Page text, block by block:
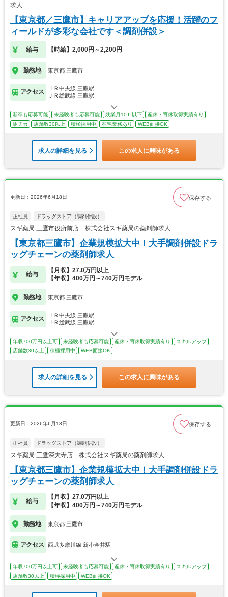
求人
【東京都／三鷹市】キャリアアップを応援！活躍のフ
ィールドが多彩な会社です＜調剤併設＞
給与 【時給】2,000円～2,200円
勤務地 東京都 三鷹市
アクセス
ＪＲ中央線 三鷹駅
ＪＲ総武線 三鷹駅
新卒も応募可能 未経験者も応募可能 残業月10ｈ以下
産休・育休取得実績有り
駅チカ
店舗数30以上 積極採用中 在宅業務あり WEB面接OK
求人の詳細を見る この求人に興味がある
更新日：2026年6月18日 保存する
正社員 ドラッグストア（調剤併設）
スギ薬局 三鷹市役所前店 株式会社スギ薬局の薬剤師求人
【東京都三鷹市】企業規模拡大中！大手調剤併設ドラ
ッグチェーンの薬剤師求人
給与
【月収】27.0万円以上
【年収】400万円～740万円モデル
勤務地 東京都 三鷹市
アクセス
ＪＲ中央線 三鷹駅
ＪＲ総武線 三鷹駅
年収700万円以上可 未経験者も応募可能 産休・育休取得実績有り
スキルアップ
店舗数30以上
積極採用中 WEB面接OK
求人の詳細を見る この求人に興味がある
更新日：2026年6月18日 保存する
正社員 ドラッグストア（調剤併設）
スギ薬局 三鷹深大寺店 株式会社スギ薬局の薬剤師求人
【東京都三鷹市】企業規模拡大中！大手調剤併設ドラ
ッグチェーンの薬剤師求人
給与
【月収】27.0万円以上
【年収】400万円～740万円モデル
勤務地 東京都 三鷹市
アクセス 西武多摩川線 新小金井駅
年収700万円以上可 未経験者も応募可能 産休・育休取得実績有り
スキルアップ
店舗数30以上
積極採用中 WEB面接OK